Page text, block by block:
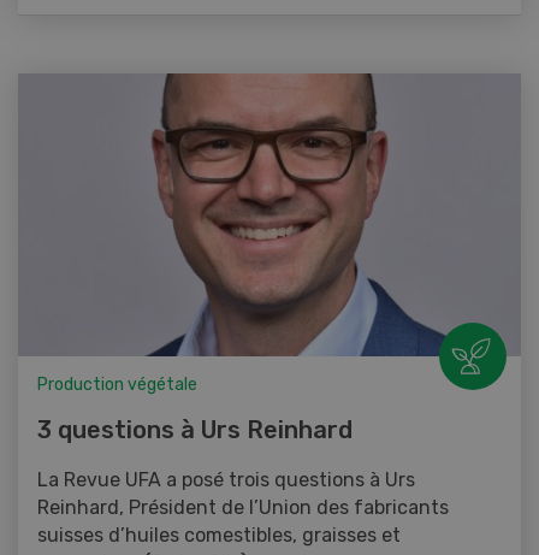
Production végétale
3 questions à Urs Reinhard
La Revue UFA a posé trois questions à Urs
Reinhard, Président de l’Union des fabricants
suisses d’huiles comestibles, graisses et